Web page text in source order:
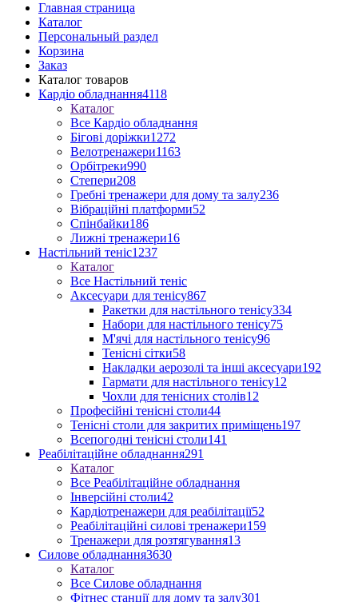
Главная страница
Каталог
Персональный раздел
Корзина
Заказ
Каталог товаров
Кардіо обладнання4118
Каталог
Все Кардіо обладнання
Бігові доріжки1272
Велотренажери1163
Орбітреки990
Степери208
Гребні тренажери для дому та залу236
Вібраційні платформи52
Спінбайки186
Лижні тренажери16
Настільний теніс1237
Каталог
Все Настільний теніс
Аксесуари для тенісу867
Ракетки для настільного тенісу334
Набори для настільного тенісу75
М'ячі для настільного тенісу96
Тенісні сітки58
Накладки аерозолі та інші аксесуари192
Гармати для настільного тенісу12
Чохли для тенісних столів12
Професійні тенісні столи44
Тенісні столи для закритих приміщень197
Всепогодні тенісні столи141
Реабілітаційне обладнання291
Каталог
Все Реабілітаційне обладнання
Інверсійні столи42
Кардіотренажери для реабілітації52
Реабілітаційні силові тренажери159
Тренажери для розтягування13
Силове обладнання3630
Каталог
Все Силове обладнання
Фітнес станції для дому та залу301